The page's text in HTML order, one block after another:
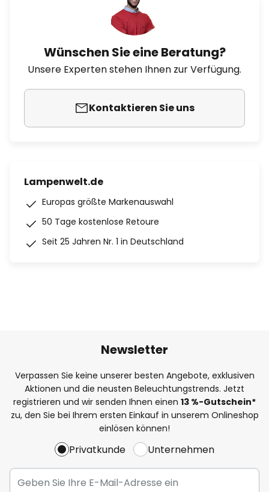
Wünschen Sie eine Beratung?
Unsere Experten stehen Ihnen zur Verfügung.
Kontaktieren Sie uns
Lampenwelt.de
Europas größte Markenauswahl
50 Tage kostenlose Retoure
Seit 25 Jahren Nr. 1 in Deutschland
Newsletter
Verpassen Sie keine unserer besten Angebote, exklusiven
Aktionen und die neusten Beleuchtungstrends. Jetzt
registrieren und wir senden Ihnen einen 13 %-Gutschein*
zu, den Sie bei Ihrem ersten Einkauf in unserem Onlineshop
einlösen können!
Privatkunde Unternehmen